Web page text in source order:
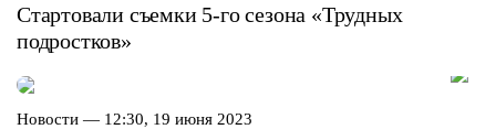
Стартовали съемки 5-го сезона «Трудных
подростков»
Новости — 12:30, 19 июня 2023